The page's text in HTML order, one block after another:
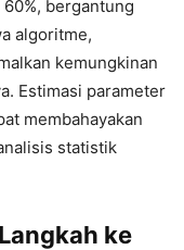
bergantung
algoritme,
kemungkinan
Estimasi parameter
membahayakan
statistik
ke